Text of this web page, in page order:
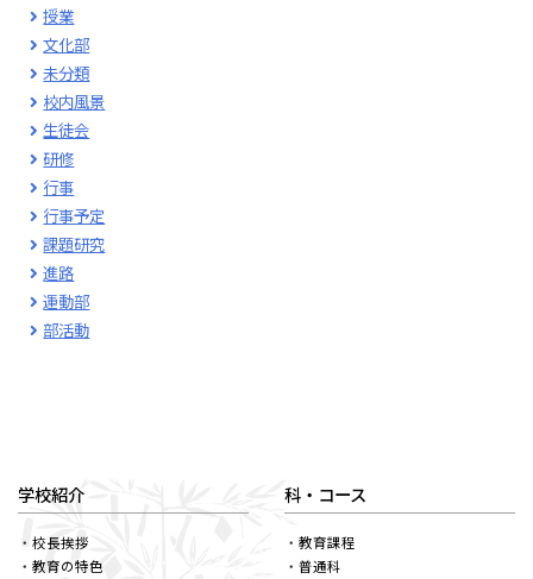
授業
文化部
未分類
校内風景
生徒会
研修
行事
行事予定
課題研究
進路
運動部
部活動
学校紹介
校長挨拶
教育の特色
科・コース
教育課程
普通科